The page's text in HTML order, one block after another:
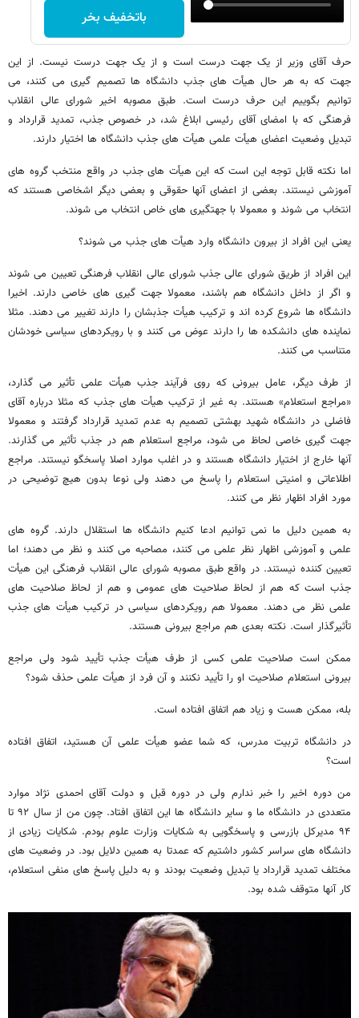
باتخفیف بخر
حرف آقای وزیر از یک جهت درست است و از یک جهت درست نیست. از این
جهت که به هر حال هیأت های جذب دانشگاه ها تصمیم گیری می کنند، می
توانیم بگوییم این حرف درست است. طبق مصوبه اخیر شورای عالی انقلاب
فرهنگی که با امضای آقای رئیسی ابلاغ شد، در خصوص جذب، تمدید قرارداد و
تبدیل وضعیت اعضای هیأت علمی هیأت های جذب دانشگاه ها اختیار دارند.
اما نکته قابل توجه این است که این هیأت های جذب در واقع منتخب گروه های
آموزشی نیستند. بعضی از اعضای آنها حقوقی و بعضی دیگر اشخاصی هستند که
انتخاب می شوند و معمولا با جهتگیری های خاص انتخاب می شوند.
یعنی این افراد از بیرون دانشگاه وارد هیأت های جذب می شوند؟
این افراد از طریق شورای عالی جذب شورای عالی انقلاب فرهنگی تعیین می شوند
و اگر از داخل دانشگاه هم باشند، معمولا جهت گیری های خاصی دارند. اخیرا
دانشگاه ها شروع کرده اند و ترکیب هیأت جذبشان را دارند تغییر می دهند. مثلا
نماینده های دانشکده ها را دارند عوض می کنند و با رویکردهای سیاسی خودشان
متناسب می کنند.
از طرف دیگر، عامل بیرونی که روی فرآیند جذب هیأت علمی تأثیر می گذارد،
«مراجع استعلام» هستند. به غیر از ترکیب هیأت های جذب که مثلا درباره آقای
فاضلی در دانشگاه شهید بهشتی تصمیم به عدم تمدید قرارداد گرفتند و معمولا
جهت گیری خاصی لحاظ می شود، مراجع استعلام هم در جذب تأثیر می گذارند.
آنها خارج از اختیار دانشگاه هستند و در اغلب موارد اصلا پاسخگو نیستند. مراجع
اطلاعاتی و امنیتی استعلام را پاسخ می دهند ولی نوعا بدون هیچ توضیحی در
مورد افراد اظهار نظر می کنند.
به همین دلیل ما نمی توانیم ادعا کنیم دانشگاه ها استقلال دارند. گروه های
علمی و آموزشی اظهار نظر علمی می کنند، مصاحبه می کنند و نظر می دهند؛ اما
تعیین کننده نیستند. در واقع طبق مصوبه شورای عالی انقلاب فرهنگی این هیأت
جذب است که هم از لحاظ صلاحیت های عمومی و هم از لحاظ صلاحیت های
علمی نظر می دهند. معمولا هم رویکردهای سیاسی در ترکیب هیأت های جذب
تأثیرگذار است. نکته بعدی هم مراجع بیرونی هستند.
ممکن است صلاحیت علمی کسی از طرف هیأت جذب تأیید شود ولی مراجع
بیرونی استعلام صلاحیت او را تأیید نکنند و آن فرد از هیأت علمی حذف شود؟
بله، ممکن هست و زیاد هم اتفاق افتاده است.
در دانشگاه تربیت مدرس، که شما عضو هیأت علمی آن هستید، اتفاق افتاده
است؟
من دوره اخیر را خبر ندارم ولی در دوره قبل و دولت آقای احمدی نژاد موارد
متعددی در دانشگاه ما و سایر دانشگاه ها این اتفاق افتاد. چون من از سال ۹۲ تا
۹۴ مدیرکل بازرسی و پاسخگویی به شکایات وزارت علوم بودم. شکایات زیادی از
دانشگاه های سراسر کشور داشتیم که عمدتا به همین دلایل بود. در وضعیت های
مختلف تمدید قرارداد یا تبدیل وضعیت بودند و به دلیل پاسخ های منفی استعلام،
کار آنها متوقف شده بود.